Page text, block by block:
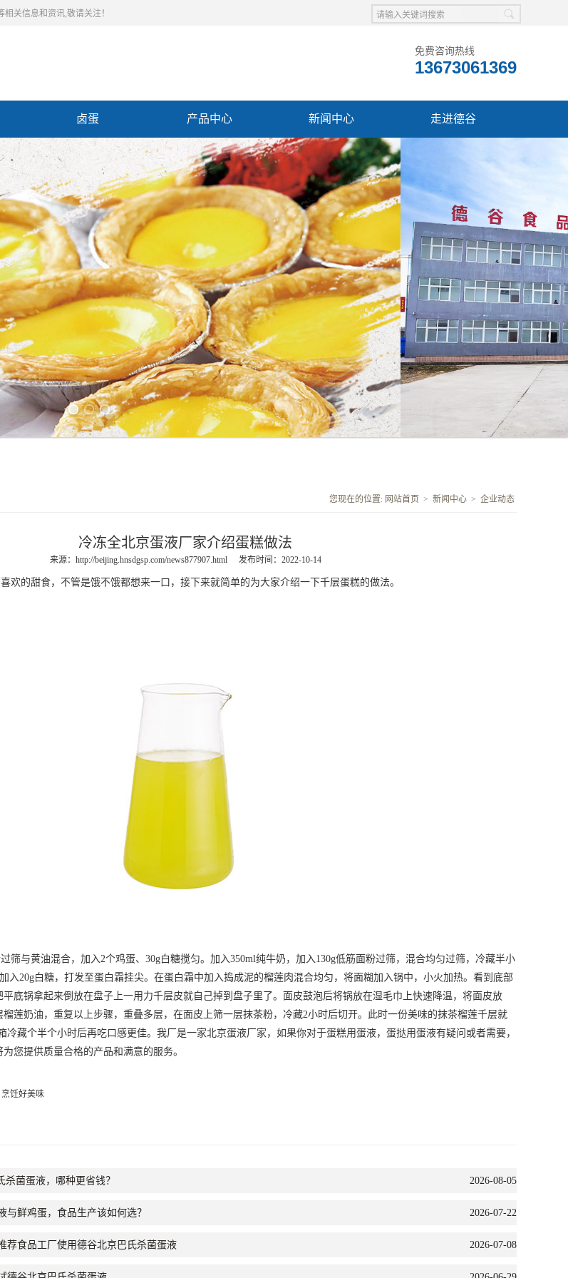
关信息和资讯,敬请关注！
免费咨询热线
13673061369
卤蛋 产品中心 新闻中心 走进德谷
您现在的位置: 网站首页 > 新闻中心 > 企业动态
冷冻全北京蛋液厂家介绍蛋糕做法
来源： http://beijing.hnsdgsp.com/news877907.html 发布时间：2022-10-14
的甜食，不管是饿不饿都想来一口，接下来就简单的为大家介绍一下千层蛋糕的做法。
与黄油混合，加入2个鸡蛋、30g白糖搅匀。加入350ml纯牛奶，加入130g低筋面粉过筛，混合均匀过筛，冷藏半小
入20g白糖，打发至蛋白霜挂尖。在蛋白霜中加入捣成泥的榴莲肉混合均匀，将面糊加入锅中，小火加热。看到底部
底锅拿起来倒放在盘子上一用力千层皮就自己掉到盘子里了。面皮鼓泡后将锅放在湿毛巾上快速降温，将面皮放
莲奶油，重复以上步骤，重叠多层，在面皮上筛一层抹茶粉，冷藏2小时后切开。此时一份美味的抹茶榴莲千层就
冷藏个半个小时后再吃口感更佳。我厂是一家北京蛋液厂家，如果你对于蛋糕用蛋液，蛋挞用蛋液有疑问或者需要，
您提供质量合格的产品和满意的服务。
饪好美味
菌蛋液，哪种更省钱？ 2026-08-05
鲜鸡蛋，食品生产该如何选？ 2026-07-22
荐食品工厂使用德谷北京巴氏杀菌蛋液 2026-07-08